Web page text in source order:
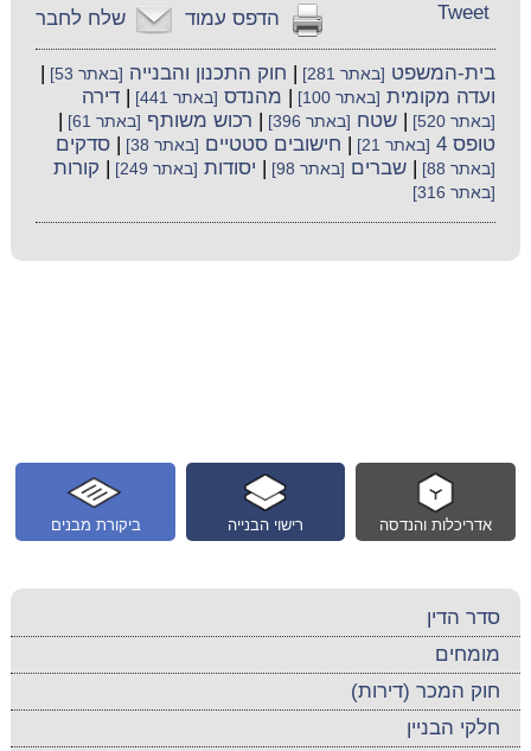
שלח לחבר הדפס עמוד Tweet
בית-המשפט [באתר 281] חוק התכנון והבנייה [באתר 53]
ועדה מקומית [באתר 100] מהנדס [באתר 441] |דירה
[באתר 520] |שטח [באתר 396] רכוש משותף [באתר 61]
טופס 4
[באתר 21] חישובים סטטיים [באתר 38] |סדקים
[באתר 88] |שברים [באתר 98] יסודות [באתר 249] קורות
[באתר 316]
ביקורת מבנים רישוי הבנייה אדריכלות והנדסה
סדר הדין
מומחים
חוק המכר (דירות)
חלקי הבניין